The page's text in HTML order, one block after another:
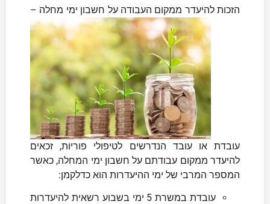
הזכות להיעדר ממקום העבודה על חשבון ימי מחלה –
עובדת או עובד הנדרשים לטיפולי פוריות, זכאים
להיעדר ממקום עבודתם על חשבון ימי המחלה, כאשר
המספר המרבי של ימי ההיעדרות הוא כדלקמן:
עובדת במשרת 5 ימי בשבוע רשאית להיעדרות